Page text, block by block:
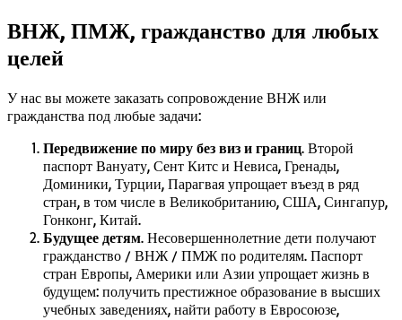
ВНЖ, ПМЖ, гражданство для любых
целей
У нас вы можете заказать сопровождение ВНЖ или
гражданства под любые задачи:
Передвижение по миру без виз и границ. Второй
паспорт Вануату, Сент Китс и Невиса, Гренады,
Доминики, Турции, Парагвая упрощает въезд в ряд
стран, в том числе в Великобританию, США, Сингапур,
Гонконг, Китай.
Будущее детям. Несовершеннолетние дети получают
гражданство / ВНЖ / ПМЖ по родителям. Паспорт
стран Европы, Америки или Азии упрощает жизнь в
будущем: получить престижное образование в высших
учебных заведениях, найти работу в Евросоюзе,